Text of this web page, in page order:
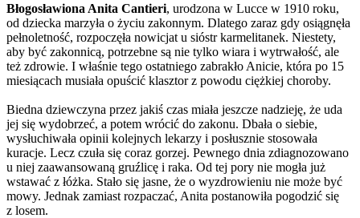
Błogosławiona Anita Cantieri, urodzona w Lucce w 1910 roku,
od dziecka marzyła o życiu zakonnym. Dlatego zaraz gdy osiągnęła
pełnoletność, rozpoczęła nowicjat u sióstr karmelitanek. Niestety,
aby być zakonnicą, potrzebne są nie tylko wiara i wytrwałość, ale
też zdrowie. I właśnie tego ostatniego zabrakło Anicie, która po 15
miesiącach musiała opuścić klasztor z powodu ciężkiej choroby.
Biedna dziewczyna przez jakiś czas miała jeszcze nadzieję, że uda
jej się wydobrzeć, a potem wrócić do zakonu. Dbała o siebie,
wysłuchiwała opinii kolejnych lekarzy i posłusznie stosowała
kuracje. Lecz czuła się coraz gorzej. Pewnego dnia zdiagnozowano
u niej zaawansowaną gruźlicę i raka. Od tej pory nie mogła już
wstawać z łóżka. Stało się jasne, że o wyzdrowieniu nie może być
mowy. Jednak zamiast rozpaczać, Anita postanowiła pogodzić się
z losem.